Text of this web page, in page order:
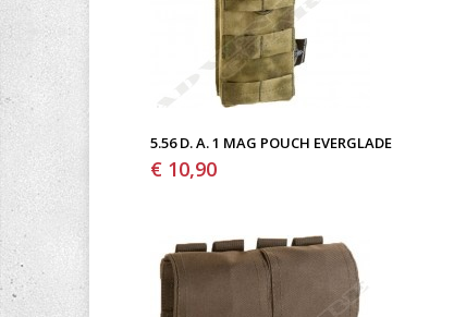
5.56 D. A. 1 MAG POUCH EVERGLADE
€ 10,90